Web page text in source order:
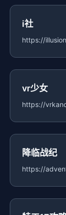
i社
https://
vr少女
https://
降临战纪
https://